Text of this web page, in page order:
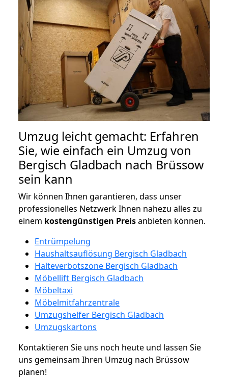
Umzug leicht gemacht: Erfahren
Sie, wie einfach ein Umzug von
Bergisch Gladbach nach Brüssow
sein kann
Wir können Ihnen garantieren, dass unser
professionelles Netzwerk Ihnen nahezu alles zu
einem kostengünstigen Preisanbieten können.
Entrümpelung
Haushaltsauflösung Bergisch Gladbach
Halteverbotszone Bergisch Gladbach
Möbellift Bergisch Gladbach
Möbeltaxi
Möbelmitfahrzentrale
Umzugshelfer Bergisch Gladbach
Umzugskartons
Kontaktieren Sie uns noch heute und lassen Sie
uns gemeinsam Ihren Umzug nach Brüssow
planen!